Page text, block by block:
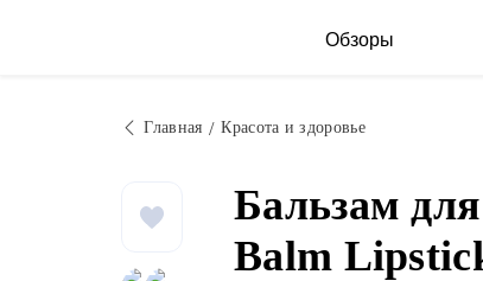
Обзоры
Главная Красота и здоровье
Бальзам
Balm